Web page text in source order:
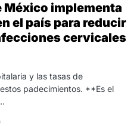
México implementa
el país para reducir
cervicales
y las tasas de
padecimientos. **Es el